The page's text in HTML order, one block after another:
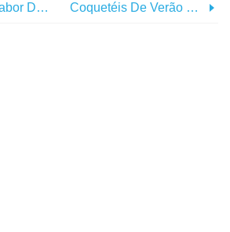
Experimente O Sabor Do Summer Rancho Mirage Coquetéis De Verão Para Desfrutar Em Greater Palm Springs